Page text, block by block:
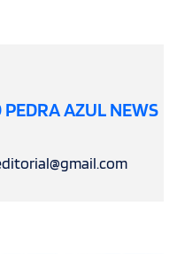
PEDRA AZUL NEWS